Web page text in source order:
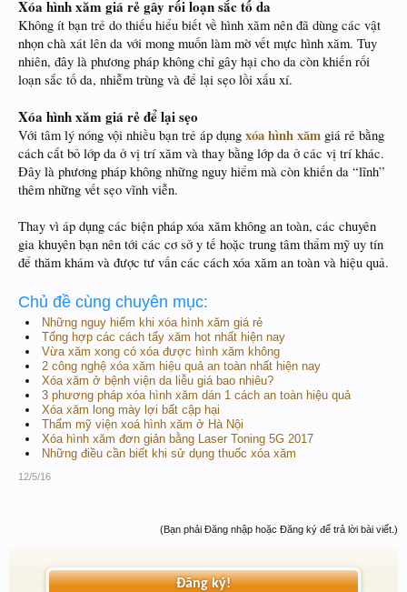
Xóa hình xăm giá rẻ gây rối loạn sắc tố da
Không ít bạn trẻ do thiếu hiểu biết về hình xăm nên đã dùng các vật
nhọn chà xát lên da với mong muốn làm mờ vết mực hình xăm. Tuy
nhiên, đây là phương pháp không chỉ gây hại cho da còn khiến rối
loạn sắc tố da, nhiễm trùng và để lại sẹo lồi xấu xí.
Xóa hình xăm giá rẻ để lại sẹo
Với tâm lý nóng vội nhiều bạn trẻ áp dụng xóa hình xăm giá rẻ bằng
cách cắt bỏ lớp da ở vị trí xăm và thay bằng lớp da ở các vị trí khác.
Đây là phương pháp không những nguy hiểm mà còn khiến da “lĩnh”
thêm những vết sẹo vĩnh viễn.
Thay vì áp dụng các biện pháp xóa xăm không an toàn, các chuyên
gia khuyên bạn nên tới các cơ sở y tế hoặc trung tâm thẩm mỹ uy tín
để thăm khám và được tư vấn các cách xóa xăm an toàn và hiệu quả.
Chủ đề cùng chuyên mục:
Những nguy hiểm khi xóa hình xăm giá rẻ
Tổng hợp các cách tẩy xăm hot nhất hiện nay
Vừa xăm xong có xóa được hình xăm không
2 công nghệ xóa xăm hiệu quả an toàn nhất hiện nay
Xóa xăm ở bệnh viện da liễu giá bao nhiêu?
3 phương pháp xóa hình xăm dán 1 cách an toàn hiệu quả
Xóa xăm long mày lợi bất cập hại
Thẩm mỹ viện xoá hình xăm ở Hà Nội
Xóa hình xăm đơn giản bằng Laser Toning 5G 2017
Những điều cần biết khi sử dụng thuốc xóa xăm
12/5/16
(Bạn phải Đăng nhập hoặc Đăng ký để trả lời bài viết.)
Đăng ký!